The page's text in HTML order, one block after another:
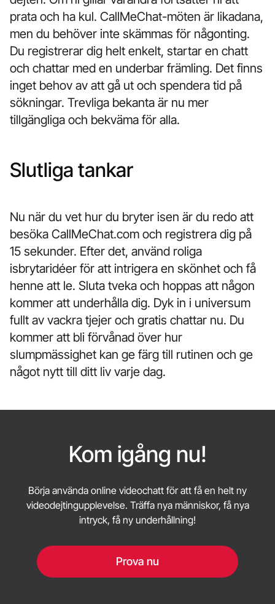
prata och ha kul. CallMeChat-möten är likadana,
men du behöver inte skämmas för någonting.
Du registrerar dig helt enkelt, startar en chatt
och chattar med en underbar främling. Det finns
inget behov av att gå ut och spendera tid på
sökningar. Trevliga bekanta är nu mer
tillgängliga och bekväma för alla.
Slutliga tankar
Nu när du vet hur du bryter isen är du redo att
besöka CallMeChat.com och registrera dig på
15 sekunder. Efter det, använd roliga
isbrytaridéer för att intrigera en skönhet och få
henne att le. Sluta tveka och hoppas att någon
kommer att underhålla dig. Dyk in i universum
fullt av vackra tjejer och gratis chattar nu. Du
kommer att bli förvånad över hur
slumpmässighet kan ge färg till rutinen och ge
något nytt till ditt liv varje dag.
Kom igång nu!
Börja använda online videochatt för att få en helt ny
videodejtingupplevelse. Träffa nya människor, få nya
intryck, få ny underhållning!
Prova nu